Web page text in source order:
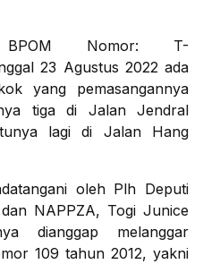
BPOM Nomor: T-
23 Agustus 2022 ada
yang pemasangannya
tiga di Jalan Jendral
lagi di Jalan Hang
oleh Plh Deputi
NAPPZA, Togi Junice
dianggap melanggar
109 tahun 2012, yakni